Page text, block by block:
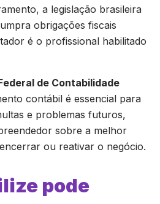
a legislação brasileira
obrigações fiscais
é o profissional habilitado
de Contabilidade
contábil é essencial para
e problemas futuros,
sobre a melhor
ou reativar o negócio.
pode